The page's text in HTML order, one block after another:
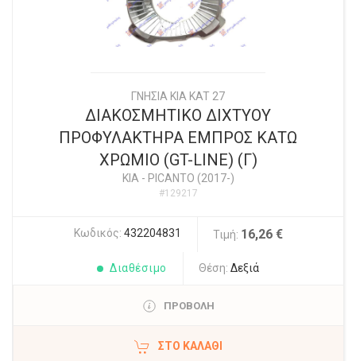
ΓΝΗΣΙΑ KIA KAT 27
ΔΙΑΚΟΣΜΗΤΙΚΟ ΔΙΧΤΥΟΥ
ΠΡΟΦΥΛΑΚΤΗΡΑ ΕΜΠΡΟΣ ΚΑΤΩ
ΧΡΩΜΙΟ (GT-LINE) (Γ)
KIA - PICANTO (2017-)
#129217
Κωδικός: 432204831 Τιμή: 16,26 €
Διαθέσιμο Θέση: Δεξιά
ΠΡΟΒΟΛΗ
ΣΤΟ ΚΑΛΆΘΙ